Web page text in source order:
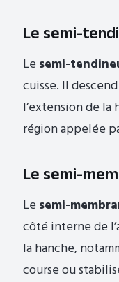
Le semi-
Le semi-
cuisse. Il
l’extension de
région appelée
Le semi-
Le semi-
côté interne de
la hanche,
course ou